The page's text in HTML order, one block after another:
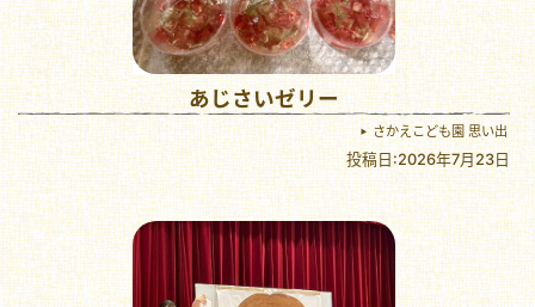
あじさいゼリー
さかえこども園 思い出
投稿日:2026年7月23日